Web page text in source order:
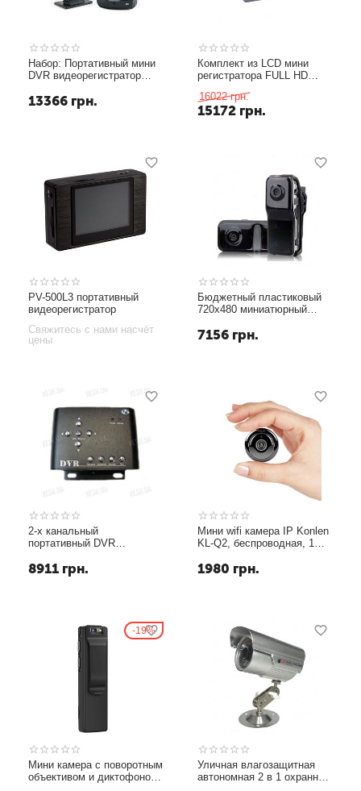
Набор: Портативный мини
DVR видеорегистратор
проводная цилиндрическая
камера (модель KL-92)
13366 грн.
Комплект из LCD мини
регистратора FULL HD
камеры с углом обзора 140
градусов (мод. Engel Eye
16022 грн.
15172 грн.
PV-500L3 портативный
видеорегистратор
Свяжитесь с нами насчёт
цены
Бюджетный пластиковый
720х480 миниатюрный
записью на micro SD карты
памяти до 8 Gb (модель
7156 грн.
2-х канальный
портативный DVR
разрешением 720х576 и
записью на SD карту
8911 грн.
Мини wifi камера IP Konlen
KL-Q2, беспроводная, 1
Гб
1980 грн.
19%
Мини камера с поворотным
объективом и диктофоном
Уличная влагозащитная
автономная 2 в 1 охранная